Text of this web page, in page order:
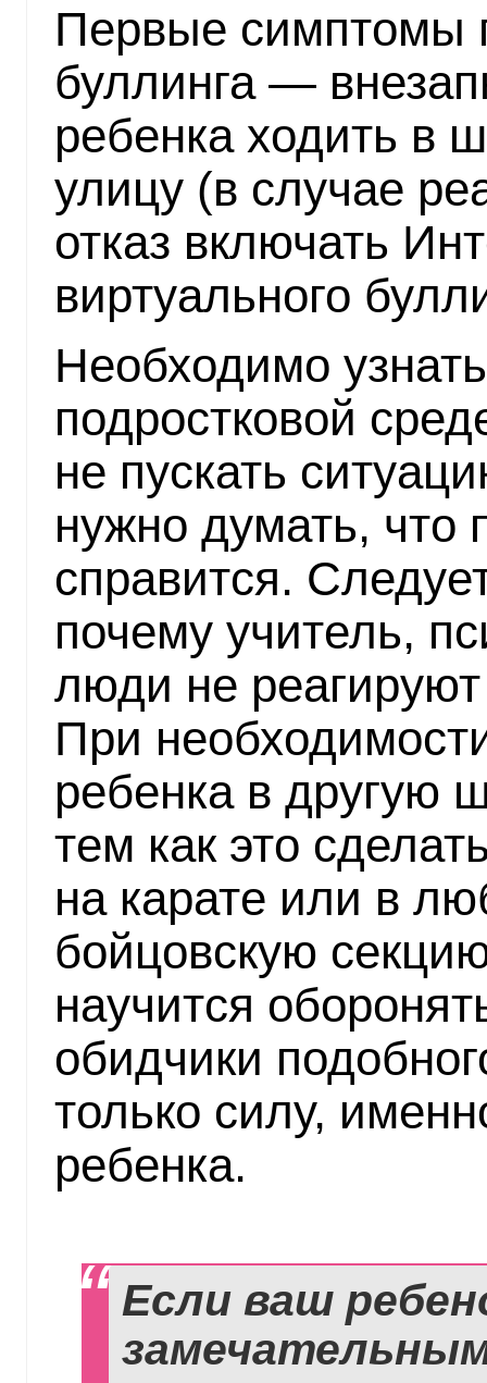
Первые симптомы
буллинга —
ребенка ходить в
улицу (в случае
отказ включать
виртуального
Необходимо
подростковой
не пускать
нужно думать, что
справится.
почему учитель,
люди не
При
ребенка в другую
тем как это
на карате или в
бойцовскую
научится
обидчики
только силу,
ребенка.
Если ваш